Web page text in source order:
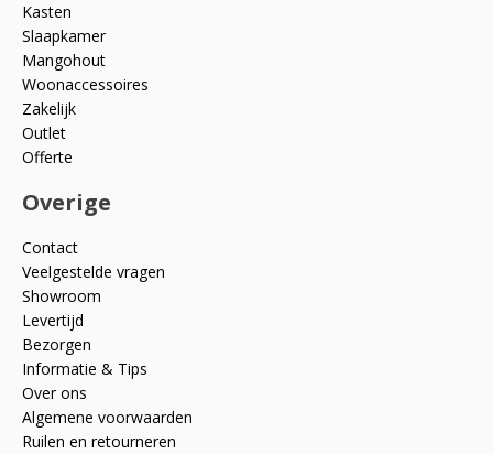
Kasten
Slaapkamer
Mangohout
Woonaccessoires
Zakelijk
Outlet
Offerte
Overige
Contact
Veelgestelde vragen
Showroom
Levertijd
Bezorgen
Informatie & Tips
Over ons
Algemene voorwaarden
Ruilen en retourneren